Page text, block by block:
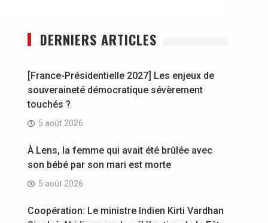
DERNIERS ARTICLES
[France-Présidentielle 2027] Les enjeux de
souveraineté démocratique sévèrement
touchés ?
5 août 2026
À Lens, la femme qui avait été brûlée avec
son bébé par son mari est morte
5 août 2026
Coopération: Le ministre Indien Kirti Vardhan